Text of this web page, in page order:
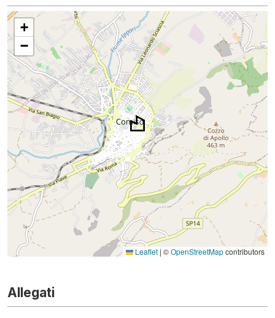
+
−
Leaflet | ©OpenStreetMapcontributors
Allegati